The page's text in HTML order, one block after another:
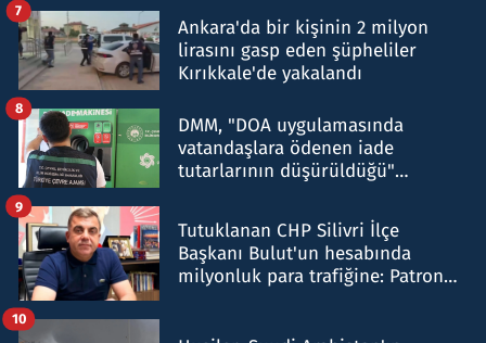
Ankara'da bir kişinin 2 milyon
lirasını gasp eden şüpheliler
Kırıkkale'de yakalandı
7
DMM, "DOA uygulamasında
vatandaşlara ödenen iade
tutarlarının düşürüldüğü"
8
Tutuklanan CHP Silivri İlçe
Başkanı Bulut'un hesabında
milyonluk para trafiğine: Patron
9
10